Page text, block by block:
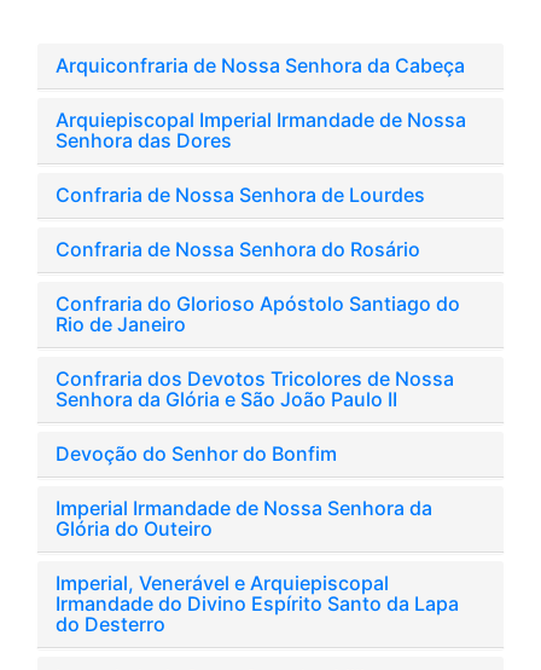
Arquiconfraria de Nossa Senhora da Cabeça
Arquiepiscopal Imperial Irmandade de Nossa
Senhora das Dores
Confraria de Nossa Senhora de Lourdes
Confraria de Nossa Senhora do Rosário
Confraria do Glorioso Apóstolo Santiago do
Rio de Janeiro
Confraria dos Devotos Tricolores de Nossa
Senhora da Glória e São João Paulo II
Devoção do Senhor do Bonfim
Imperial Irmandade de Nossa Senhora da
Glória do Outeiro
Imperial, Venerável e Arquiepiscopal
Irmandade do Divino Espírito Santo da Lapa
do Desterro